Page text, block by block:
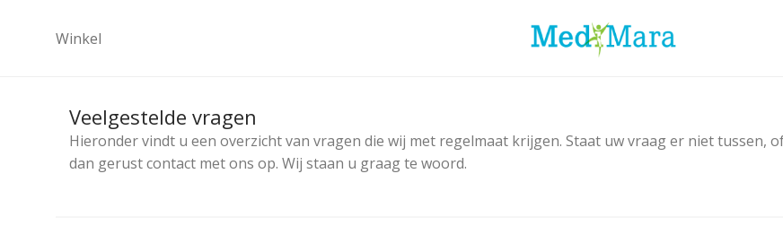
Winkel
Veelgestelde vragen
Hieronder vindt u een overzicht van vragen die wij met regelmaat krijgen. Staat uw vraag er niet tussen,
dan gerust contact met ons op. Wij staan u graag te woord.